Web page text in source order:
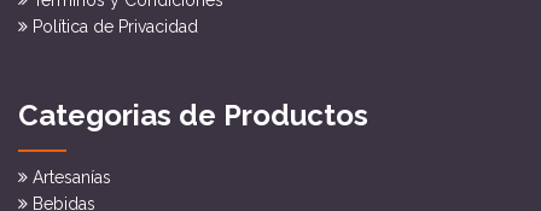
Política de Privacidad
Categorias de Productos
Artesanías
Bebidas